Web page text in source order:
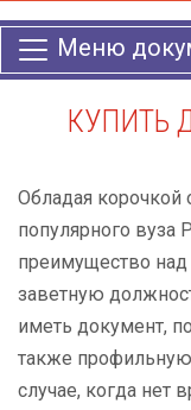
Меню
КУПИТЬ
Обладая
популярного вуза
преимущество
заветную
иметь документ,
также профильную
случае, когда нет